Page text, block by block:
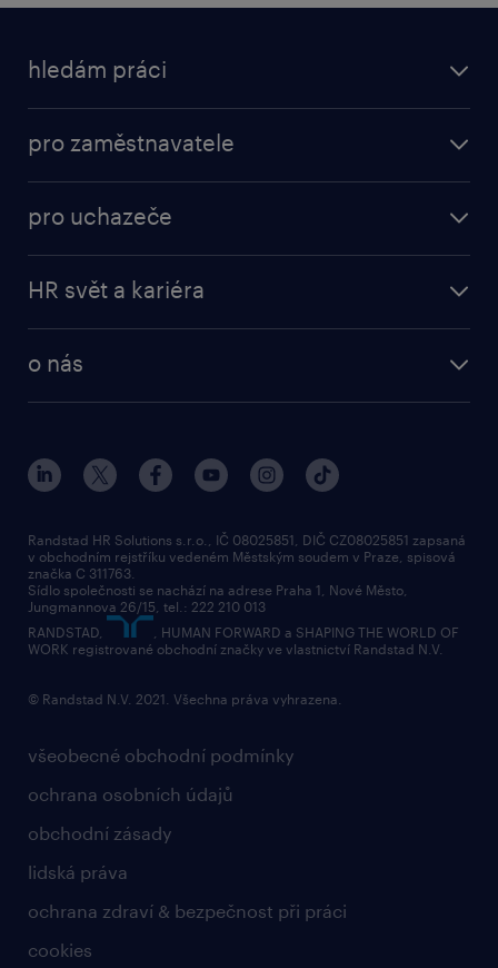
hledám práci
pro zaměstnavatele
pro uchazeče
HR svět a kariéra
o nás
všeobecné obchodní podmínky
ochrana osobních údajů
obchodní zásady
lidská práva
ochrana zdraví & bezpečnost při práci
cookies
Randstad HR Solutions s.r.o., IČ 08025851, DIČ CZ08025851 zapsaná
v obchodním rejstříku vedeném Městským soudem v Praze, spisová
značka C 311763.
Sídlo společnosti se nachází na adrese Praha 1, Nové Město,
Jungmannova 26/15, tel.: 222 210 013
RANDSTAD,
, HUMAN FORWARD a SHAPING THE WORLD OF
WORK registrované obchodní značky ve vlastnictví Randstad N.V.
© Randstad N.V. 2021. Všechna práva vyhrazena.